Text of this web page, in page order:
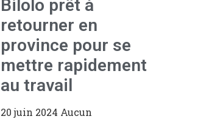
Bilolo prêt à
retourner en
province pour se
mettre rapidement
au travail
20 juin 2024 Aucun